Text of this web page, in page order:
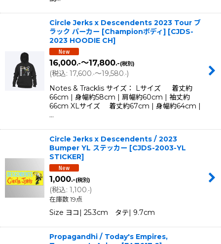
Circle Jerks x Descendents 2023 Tour ブ
ラック パーカー [Championボディ] [CJDS-
2023 HOODIE CH]
16,000.-～17,800.-(税別)
(税込: 17,600.-～19,580.-)
Notes & Tracklis サイズ： Lサイズ 着丈約
66cm | 身幅約58cm | 肩幅約60cm | 袖丈約
66cm XLサイズ 着丈約67cm | 身幅約64cm |
…
Circle Jerks x Descendents / 2023
Bumper YL ステッカー [CJDS-2003-YL
STICKER]
1,000.-(税別)
(税込: 1,100 .-)
在庫数 19点
Size ヨコ| 25.3cm タテ| 9.7cm
Propagandhi / Today's Empires,